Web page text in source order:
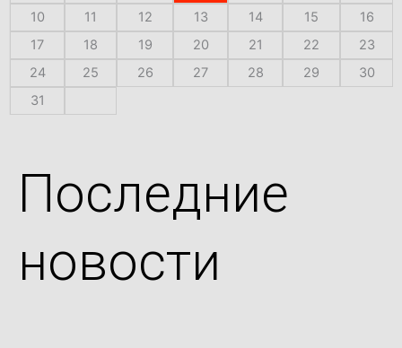
10
11 12 13 14 15
16
17
18 19 20 21 22
23
24
25 26 27 28 29
30
31
Последние
новости